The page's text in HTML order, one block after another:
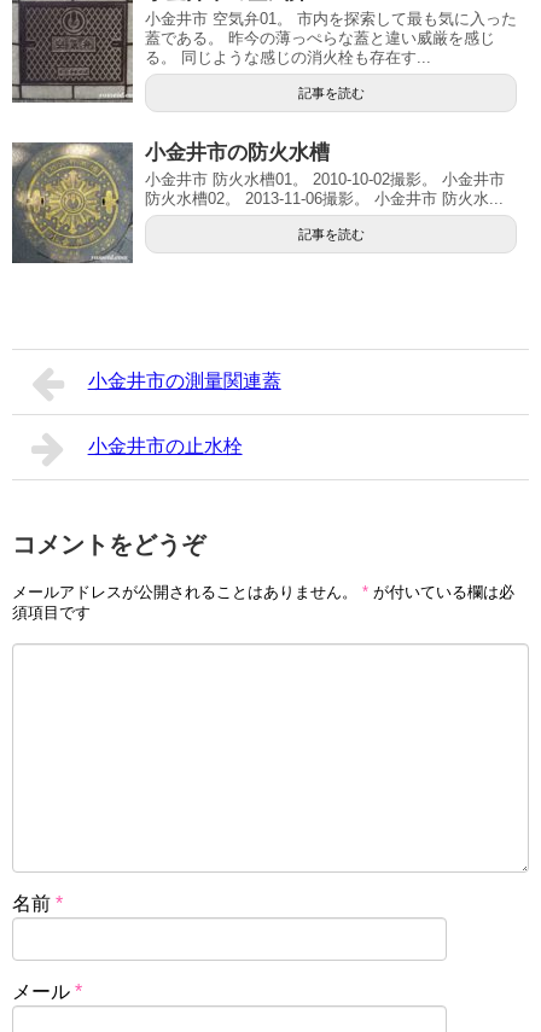
小金井市 空気弁01。 市内を探索して最も気に入った
蓋である。 昨今の薄っぺらな蓋と違い威厳を感じ
る。 同じような感じの消火栓も存在す...
記事を読む
小金井市の防火水槽
小金井市 防火水槽01。 2010-10-02撮影。 小金井市
防火水槽02。 2013-11-06撮影。 小金井市 防火水...
記事を読む
小金井市の測量関連蓋
小金井市の止水栓
コメントをどうぞ
メールアドレスが公開されることはありません。 * が付いている欄は必
須項目です
名前 *
メール *